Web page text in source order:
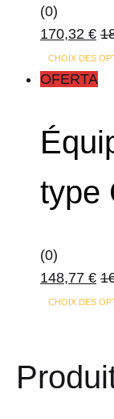
(0)
170,32 €
CHOIX DES
OFERTA
type
(0)
148,77 €
CHOIX DES